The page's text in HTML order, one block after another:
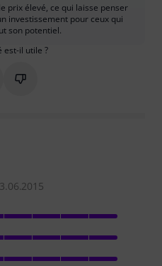
prix élevé, ce qui laisse penser
investissement pour ceux qui
son potentiel.
est-il utile ?
ce résumé comme utile
Marquer ce résumé comme